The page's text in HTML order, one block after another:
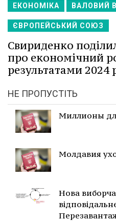
ЕКОНОМІКА ВАЛОВИЙ
ЄВРОПЕЙСЬКИЙ СОЮЗ
Свириденко
про економічний
результатами 2024
НЕ ПРОПУСТІТЬ
Миллионы
Молдавия
Нова